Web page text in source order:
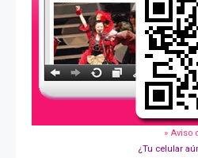
» Aviso
¿Tu celular